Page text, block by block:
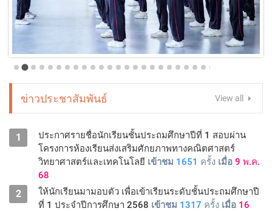
ข่าวประชาสัมพันธ์ View all
1
ประกาศรายชื่อนักเรียนชั้นประถมศึกษาปีที่ 1 สอบผ่าน
โครงการห้องเรียนส่งเสริมศักยภาพทางคณิตศาสตร์
วิทยาศาสตร์และเทคโนโลยี เข้าชม 1651 ครั้ง เมื่อ 9 พ.ค.
68
2
ให้นักเรียนมามอบตัว เพื่อเข้าเรียนระดับชั้นประถมศึกษาปี
ที่ 1 ประจำปีการศึกษา 2568 เข้าชม 1317 ครั้ง เมื่อ 16